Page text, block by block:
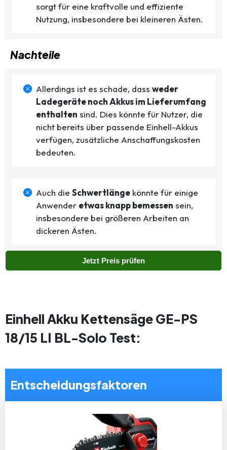
sorgt für eine kraftvolle und effiziente
Nutzung, insbesondere bei kleineren Ästen.
Nachteile
Allerdings ist es schade, dass weder
Ladegeräte noch Akkus im Lieferumfang
enthalten sind. Dies könnte für Nutzer, die
nicht bereits über passende Einhell-Akkus
verfügen, zusätzliche Anschaffungskosten
bedeuten.
Auch die Schwertlänge könnte für einige
Anwender etwas knapp bemessen sein,
insbesondere bei größeren Arbeiten an
dickeren Ästen.
Jetzt Preis prüfen
Einhell Akku Kettensäge GE-PS
18/15 LI BL-Solo Test:
Entscheidungsfaktoren